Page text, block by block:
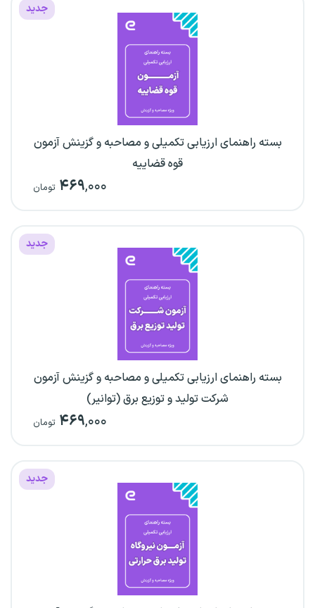
جدید
بسته راهنمای ارزیابی تکمیلی و مصاحبه و گزینش آزمون
قوه قضاییه
۴۶۹,۰۰۰ تومان
جدید
بسته راهنمای ارزیابی تکمیلی و مصاحبه و گزینش آزمون
شرکت تولید و توزیع برق (توانیر)
۴۶۹,۰۰۰ تومان
جدید